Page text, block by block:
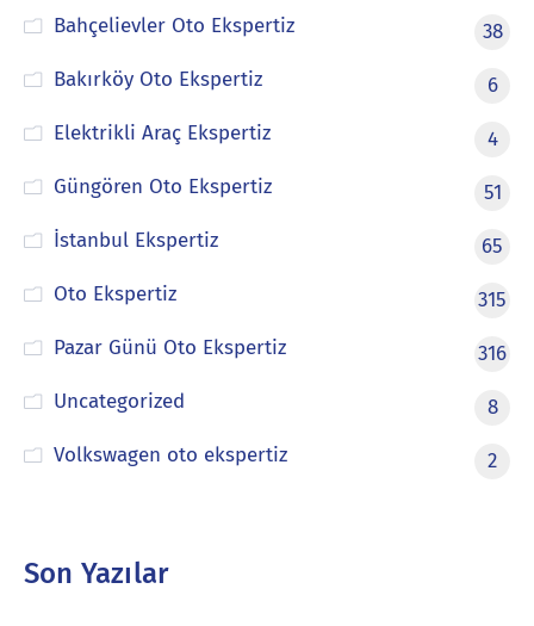
Bahçelievler Oto Ekspertiz
38
Bakırköy Oto Ekspertiz
6
Elektrikli Araç Ekspertiz
4
Güngören Oto Ekspertiz
51
İstanbul Ekspertiz
65
Oto Ekspertiz
315
Pazar Günü Oto Ekspertiz
316
Uncategorized
8
Volkswagen oto ekspertiz
2
Son Yazılar